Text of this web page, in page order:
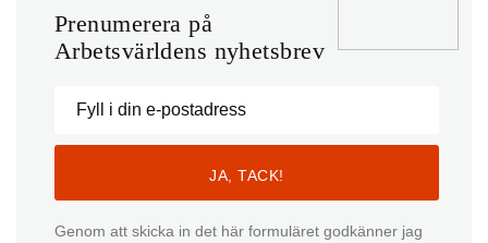
Prenumerera på
Arbetsvärldens nyhetsbrev
Genom att skicka in det här formuläret godkänner jag